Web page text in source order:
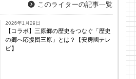
このライターの記事一覧
2026年1月29日
【コラボ】三原郷の歴史をつなぐ「歴史
の郷へ応援団三原」とは？【安房國テレ
ビ】